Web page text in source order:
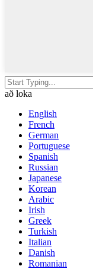
að loka
English
French
German
Portuguese
Spanish
Russian
Japanese
Korean
Arabic
Irish
Greek
Turkish
Italian
Danish
Romanian